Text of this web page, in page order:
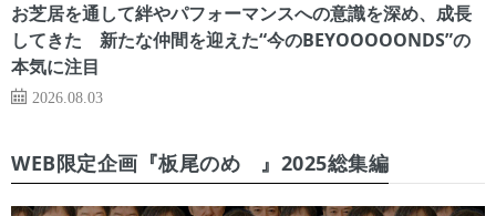
お芝居を通して絆やパフォーマンスへの意識を深め、成長
してきた 新たな仲間を迎えた“今のBEYOOOOONDS”の
本気に注目
2026.08.03
WEB限定企画『板尾のめ゙』2025総集編